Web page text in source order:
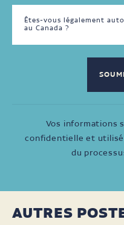
Êtes-vous légalement
au Canada ?
Vos informations
confidentielle et
du
AUTRES